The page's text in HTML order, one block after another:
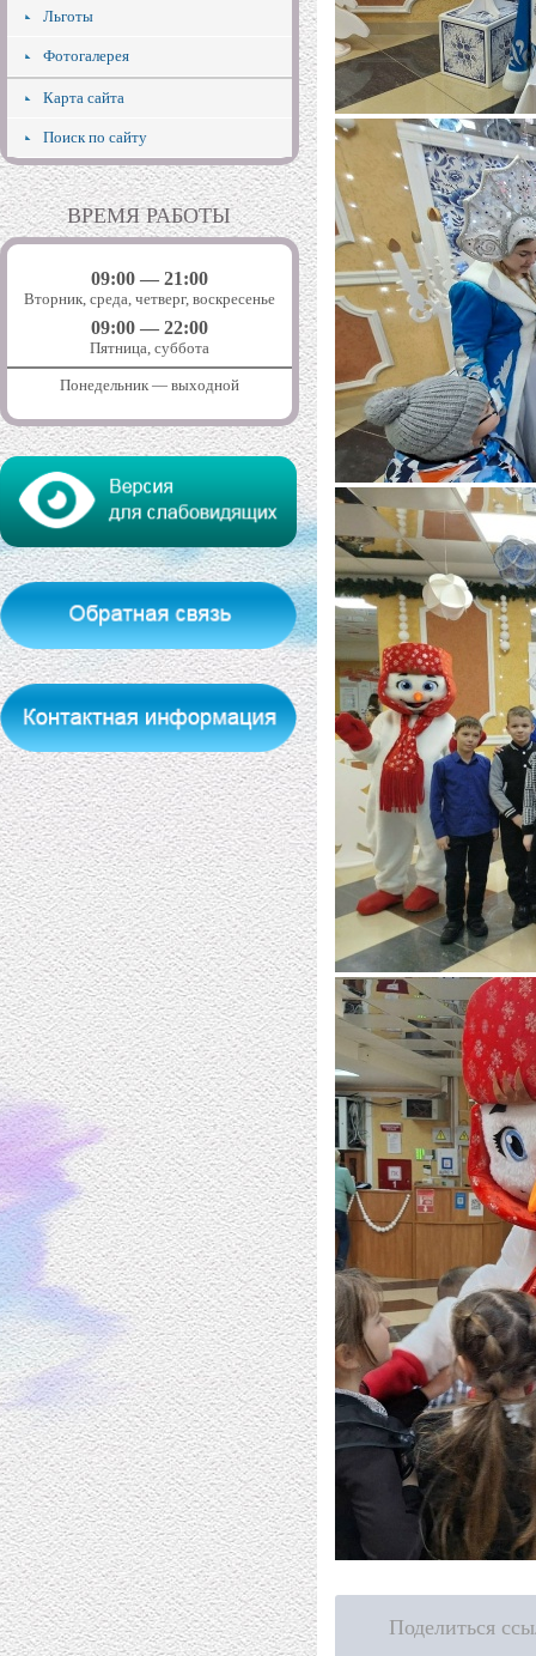
Льготы
Фотогалерея
Карта сайта
Поиск по сайту
ВРЕМЯ РАБОТЫ
09:00 — 21:00
Вторник, среда, четверг, воскресенье
09:00 — 22:00
Пятница, суббота
Понедельник — выходной
Поделиться